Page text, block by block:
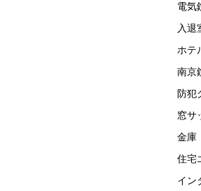
電気
入退
ホテ
南京
防犯
窓サ
金庫
住宅
イン